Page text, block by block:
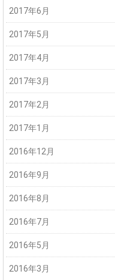
2017年6月
2017年5月
2017年4月
2017年3月
2017年2月
2017年1月
2016年12月
2016年9月
2016年8月
2016年7月
2016年5月
2016年3月